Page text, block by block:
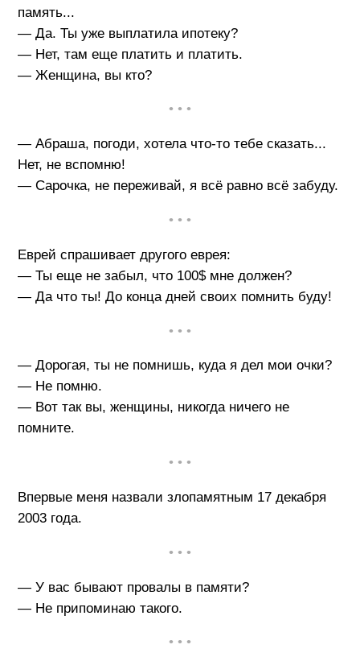
память...
— Да. Ты уже выплатила ипотеку?
— Нет, там еще платить и платить.
— Женщина, вы кто?
• • •
— Абраша, погоди, хотела что-то тебе сказать...
Нет, не вспомню!
— Сарочка, не переживай, я всё равно всё забуду.
• • •
Еврей спрашивает другого еврея:
— Ты еще не забыл, что 100$ мне должен?
— Да что ты! До конца дней своих помнить буду!
• • •
— Дорогая, ты не помнишь, куда я дел мои очки?
— Не помню.
— Вот так вы, женщины, никогда ничего не
помните.
• • •
Впервые меня назвали злопамятным 17 декабря
2003 года.
• • •
— У вас бывают провалы в памяти?
— Не припоминаю такого.
• • •